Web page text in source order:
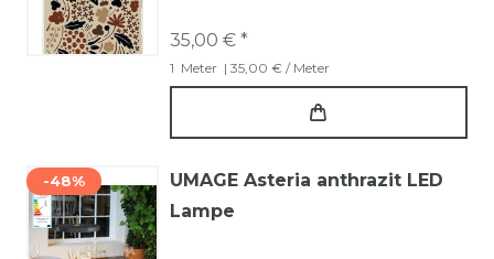
35,00 € *
1 Meter | 35,00 € / Meter
-48%
UMAGE Asteria anthrazit LED
Lampe